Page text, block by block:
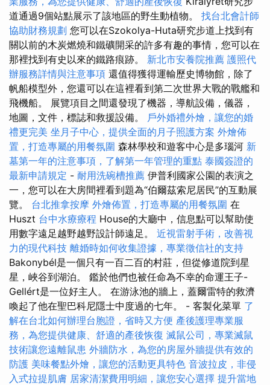
道通過9個站點展示了該地區的野生動植物。 找台北會計師
協助財務規劃 您可以在Szokolya-Huta研究步道上找到有
關以前的木炭燃燒和鐵礦開采的許多有趣的事情，您可以在
那裡找到有史以來的鐵路痕跡。 新北市安養院推薦 護照代
辦服務詳情與注意事項 還值得獲得運輸歷史博物館，除了
帆船模型外，您還可以在這裡看到第二次世界大戰的戰艦和
飛機船。 展覽項目之間還發現了機器，導航設備，儀器，
地圖，文件，標誌和救援設備。 戶外婚禮外燴，讓您的婚
禮更完美 坐月子中心，提供全面的月子照護方案 外燴佈
置，打造專屬的用餐氛圍 森林學校和遊客中心是多瑙河 新
墓第一年的注意事項，了解第一年管理的重點 泰國簽證的
最新申請規定 - 耐用洗碗槽推薦 伊普利國家公園的表演之
一，您可以在大房間裡看到題為“伯爾茲索尼居民”的互動展
覽。 台北推拿按摩 外燴佈置，打造專屬的用餐氛圍 在
Huszt 台中水療療程 House的大廳中，信息點可以幫助使
用數字遠足越野越野設計師遠足。 近視雷射手術，改善視
力的現代科技 離婚時如何收集證據，專業徵信社的支持
Bakonybél是一個只有一百二百的村莊，但從修道院到星
星，峽谷到湖泊。 鑑於他們也被任命為不幸的命運王子-
Gellért是一位好主人。 在游泳池的牆上，蓋爾雷特的救濟
喚起了他在聖巴科尼隱士中度過的七年。 - 客製化菜單 了
解在台北如何辦理台胞證，省時又方便 產後護理專業服
務，為您提供健康、舒適的產後恢復 滅鼠公司，專業滅鼠
技術讓您遠離鼠患 外牆防水，為您的房屋外牆提供有效的
防護 美味餐點外燴，讓您的活動更具特色 音波拉皮，非侵
入式拉提肌膚 居家清潔費用明細，讓您安心選擇 提升當地